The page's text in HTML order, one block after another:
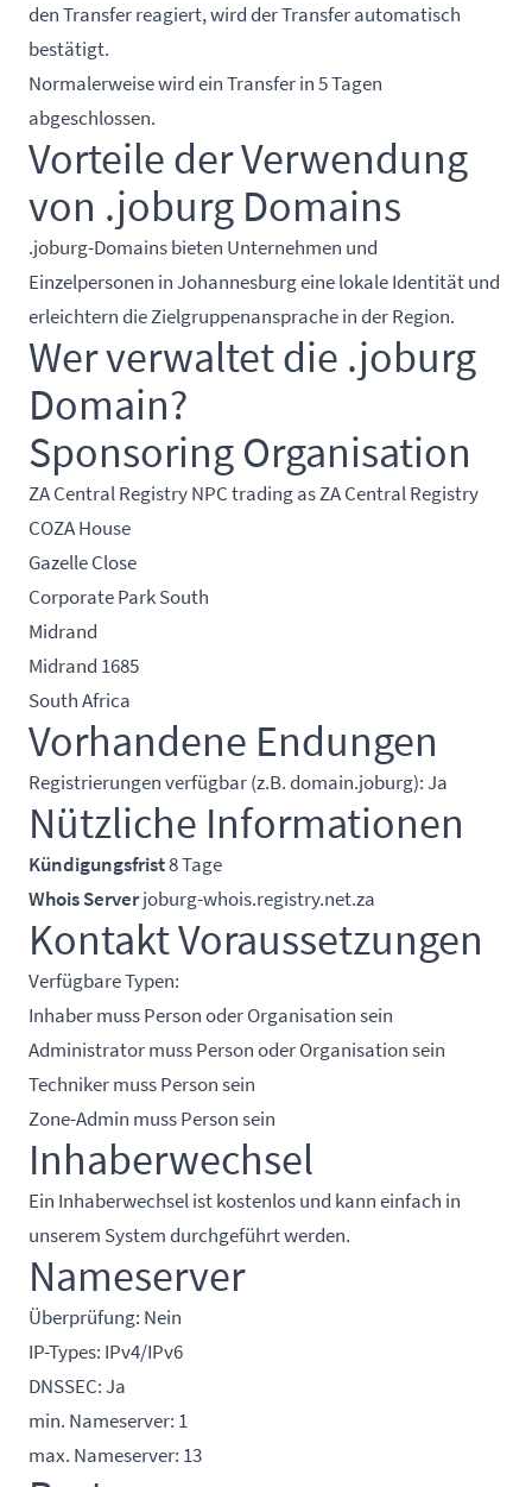
den Transfer reagiert, wird der Transfer automatisch
bestätigt.
Normalerweise wird ein Transfer in 5 Tagen
abgeschlossen.
Vorteile der Verwendung
von .joburg Domains
.joburg-Domains bieten Unternehmen und
Einzelpersonen in Johannesburg eine lokale Identität und
erleichtern die Zielgruppenansprache in der Region.
Wer verwaltet die .joburg
Domain?
Sponsoring Organisation
ZA Central Registry NPC trading as ZA Central Registry
COZA House
Gazelle Close
Corporate Park South
Midrand
Midrand 1685
South Africa
Vorhandene Endungen
Registrierungen verfügbar (z.B. domain.joburg): Ja
Nützliche Informationen
Kündigungsfrist8 Tage
Whois Serverjoburg-whois.registry.net.za
Kontakt Voraussetzungen
Verfügbare Typen:
Inhaber muss Person oder Organisation sein
Administrator muss Person oder Organisation sein
Techniker muss Person sein
Zone-Admin muss Person sein
Inhaberwechsel
Ein Inhaberwechsel ist kostenlos und kann einfach in
unserem System durchgeführt werden.
Nameserver
Überprüfung: Nein
IP-Types: IPv4/IPv6
DNSSEC: Ja
min. Nameserver: 1
max. Nameserver: 13